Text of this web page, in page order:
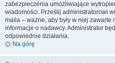
zabezpieczenia umożliwiające
wiadomości. Prześlij administratorowi
maila – ważne, aby były w niej
informacje o nadawcy. Administrator
odpowiednie działania.
Na górę